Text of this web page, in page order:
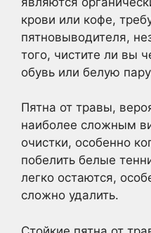
крови или кофе,
пятновыводителя,
того, чистите ли вы
обувь или белую
Пятна от травы,
наиболее сложным
очистки, особенно
побелить белые
легко остаются,
сложно удалить.